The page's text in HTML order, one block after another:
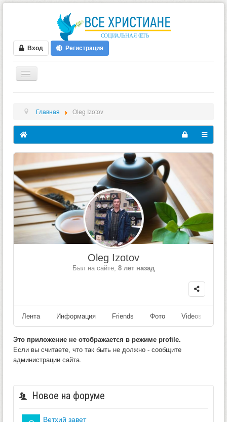
Вход Регистрация
ФОРУМ
ВИДЕО
БЛОГИ
МУЗЫКА
БИБЛИЯ
ОПРОСЫ
НОВОСТИ
Главная Oleg Izotov
Oleg Izotov
Был на сайте, 8 лет назад
Лента Информация Friends Фото Videos
Это приложение не отображается в режиме profile.
Если вы считаете, что так быть не должно - сообщите
администрации сайта.
Новое на форуме
ветхий завет